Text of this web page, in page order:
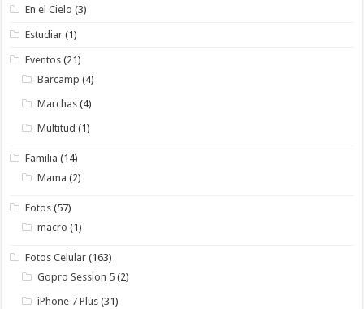
En el Cielo (3)
Estudiar (1)
Eventos (21)
Barcamp (4)
Marchas (4)
Multitud (1)
Familia (14)
Mama (2)
Fotos (57)
macro (1)
Fotos Celular (163)
Gopro Session 5 (2)
iPhone 7 Plus (31)